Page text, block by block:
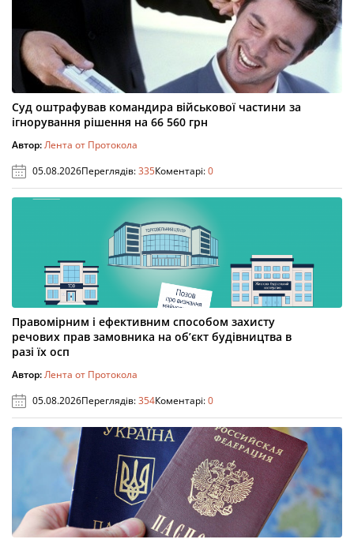
Суд оштрафував командира військової частини за
ігнорування рішення на 66 560 грн
Автор:Лента от Протокола
05.08.2026Переглядів:335Коментарі:0
Правомірним і ефективним способом захисту
речових прав замовника на об’єкт будівництва в
разі їх осп
Автор:Лента от Протокола
05.08.2026Переглядів:354Коментарі:0